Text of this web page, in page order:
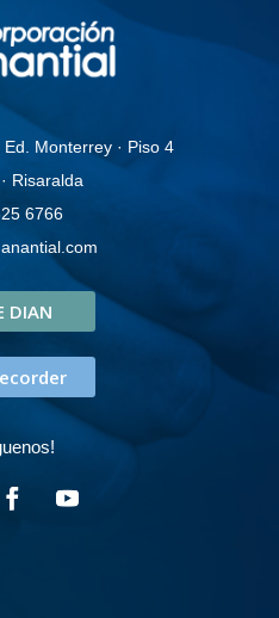
Monterrey · Piso 4
Risaralda
6766
DIAN